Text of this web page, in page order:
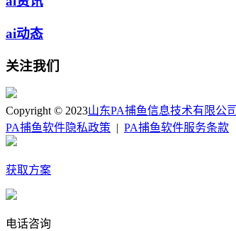
ai动态
关注我们
Copyright © 2023山东PA捕鱼信息技术有限公司
PA捕鱼软件隐私政策
PA捕鱼软件服务条款
获取方案
电话咨询